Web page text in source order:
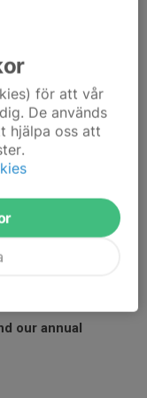
year in style at the
our annual
för att vår
De används
hjälpa oss att